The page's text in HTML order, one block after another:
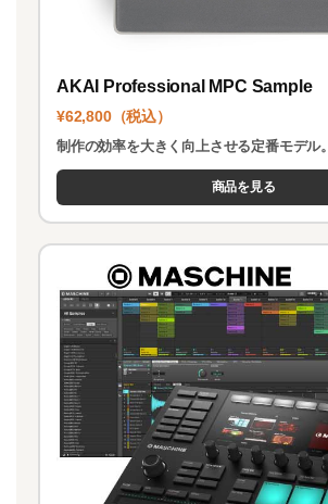
AKAI Professional MPC Sample
¥62,800（税込）
制作の効率を大きく向上させる定番モデル。
商品を見る